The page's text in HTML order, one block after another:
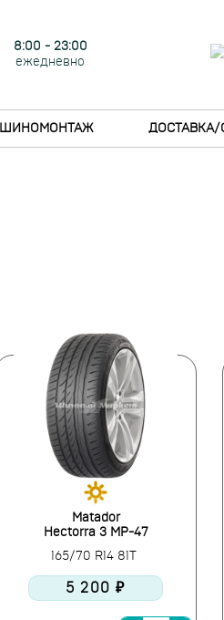
8:00 - 23:00
ежедневно
ШИНОМОНТАЖ ДОСТАВКА/
Matador
Hectorra 3 MP-47
165/70 R14 81T
5 200 ₽